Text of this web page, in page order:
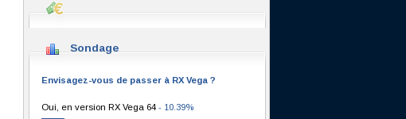
Sondage
Envisagez-vous de passer à RX Vega ?
Oui, en version RX Vega 64 - 10.39%